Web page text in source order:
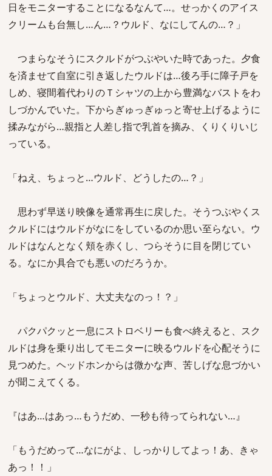
日をモニターすることになるなんて…。せっかくのアイス
クリームも台無し…ん…？ウルド、なにしてんの…？」
つまらなそうにスクルドがつぶやいた時であった。夕食
を済ませて自室に引き返したウルドは…後ろ手に障子戸を
しめ、寝間着代わりのＴシャツの上から豊満なバストをわ
しづかんでいた。下からぎゅっぎゅっと寄せ上げるように
揉みながら…親指と人差し指で乳首を摘み、くりくりいじ
っている。
「ねえ、ちょっと…ウルド、どうしたの…？」
思わず早送り映像を通常再生に戻した。そうつぶやくス
クルドにはウルドがなにをしているのか思い至らない。ウ
ルドはなんとなく頬を赤くし、つらそうに目を閉じてい
る。なにか具合でも悪いのだろうか。
「ちょっとウルド、大丈夫なのっ！？」
パクパクッと一息にストロベリーも食べ終えると、スク
ルドは身を乗り出してモニターに映るウルドを心配そうに
見つめた。ヘッドホンからは微かな声、苦しげな息づかい
が聞こえてくる。
『はあ…はあっ…もうだめ、一秒も待ってられない…』
「もうだめって…なにがよ、しっかりしてよっ！あ、きゃ
あっ！！」